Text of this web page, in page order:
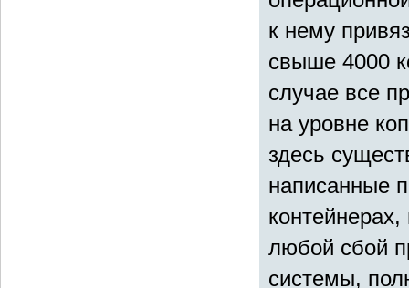
к нему
свыше 4000
случае все
на уровне
здесь
написанные
любой сбой
системы,